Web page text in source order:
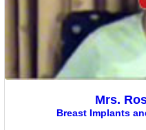
Mrs.
Breast Implants